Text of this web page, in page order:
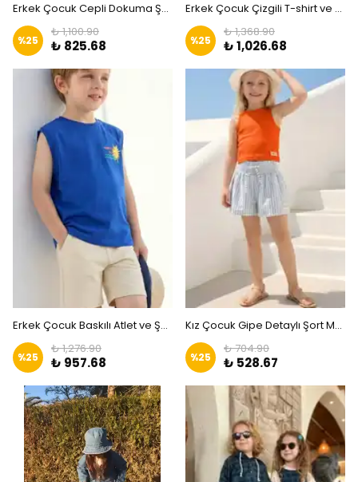
Erkek Çocuk Cepli Dokuma Şort|ZKİDS
%25
₺ 1,100.90
₺ 825.68
Erkek Çocuk Çizgili T-shirt ve Şort Takım |ZKİDS
%25
₺ 1,368.90
₺ 1,026.68
Erkek Çocuk Baskılı Atlet ve Şort Takım Sax|ZKİDS
%25
₺ 1,276.90
₺ 957.68
Kız Çocuk Gipe Detaylı Şort Mavi|ZKİDS
%25
₺ 704.90
₺ 528.67